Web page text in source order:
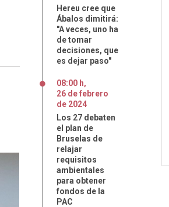
Hereu cree que
Ábalos dimitirá:
"A veces, uno ha
de tomar
decisiones, que
es dejar paso"
08:00 h,
26 defebrero
de 2024
Los 27 debaten
el plan de
Bruselas de
relajar
requisitos
ambientales
para obtener
fondos de la
PAC